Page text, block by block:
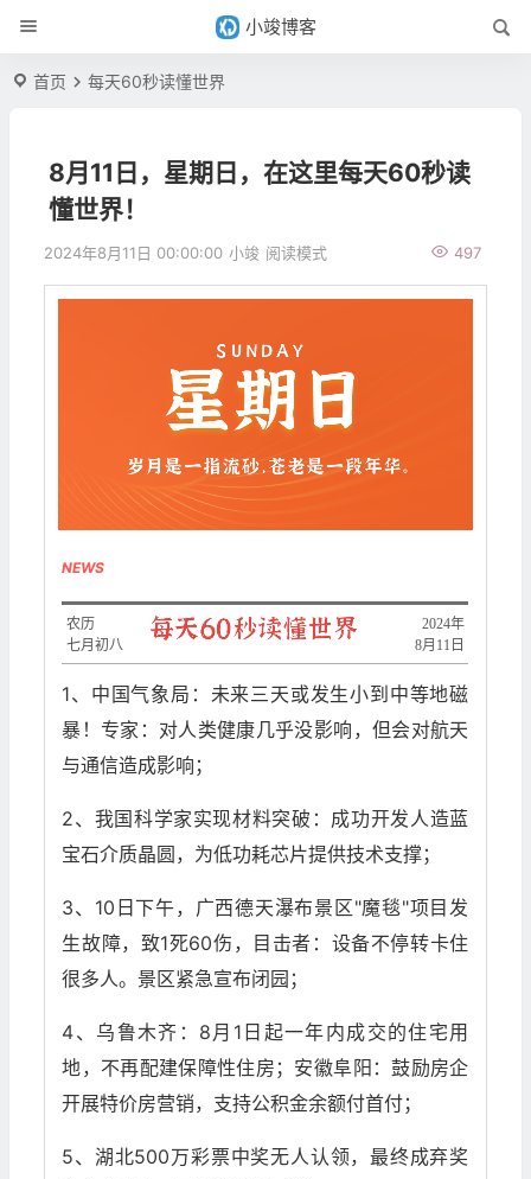
小竣博客
首页 每天60秒读懂世界
8月11日，星期日，在这里每天60秒读
懂世界！
2024年8月11日 00:00:00 小竣 497
阅读模式
NEWS
2024年
8月11日
农历
七月初八
1、中国气象局：未来三天或发生小到中等地磁
暴！专家：对人类健康几乎没影响，但会对航天
与通信造成影响；
2、我国科学家实现材料突破：成功开发人造蓝
宝石介质晶圆，为低功耗芯片提供技术支撑；
3、10日下午，广西德天瀑布景区"魔毯"项目发
生故障，致1死60伤，目击者：设备不停转卡住
很多人。景区紧急宣布闭园；
4、乌鲁木齐：8月1日起一年内成交的住宅用
地，不再配建保障性住房；安徽阜阳：鼓励房企
开展特价房营销，支持公积金余额付首付；
5、湖北500万彩票中奖无人认领，最终成弃奖